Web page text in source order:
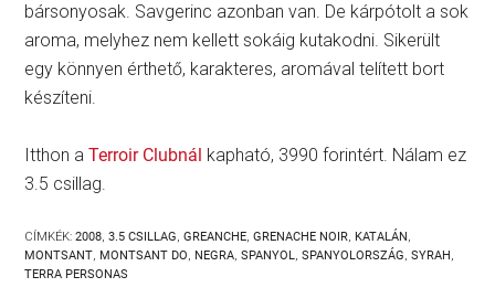
bársonyosak. Savgerinc azonban van. De kárpótolt a sok
aroma, melyhez nem kellett sokáig kutakodni. Sikerült
egy könnyen érthető, karakteres, aromával telített bort
készíteni.
Itthon aTerroir Clubnál kapható, 3990 forintért. Nálam ez
3.5 csillag.
CÍMKÉK:2008,3.5 CSILLAG,GREANCHE,GRENACHE NOIR, KATALÁN ,
MONTSANT, MONTSANT DO, NEGRA,SPANYOL,SPANYOLORSZÁG,SYRAH ,
TERRA PERSONAS